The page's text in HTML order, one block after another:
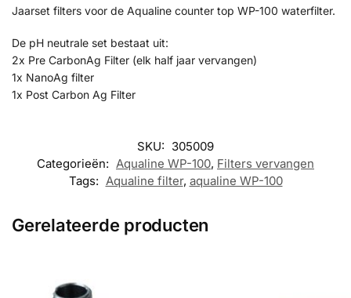
Jaarset filters voor de Aqualine counter top WP-100 waterfilter.
De pH neutrale set bestaat uit:
2x Pre CarbonAg Filter (elk half jaar vervangen)
1x NanoAg filter
1x Post Carbon Ag Filter
SKU: 305009
Categorieën: Aqualine WP-100, Filters vervangen
Tags: Aqualine filter, aqualine WP-100
Gerelateerde producten